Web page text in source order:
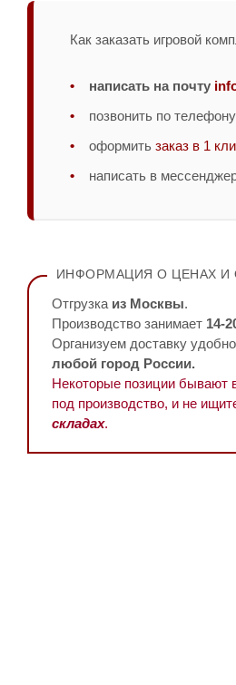
Как заказать игровой
написать на почту
позвонить по телефону
оформить заказ в 1
написать в
ИНФОРМАЦИЯ О ЦЕНАХ И
Отгрузка из Москвы.
Производство занимает 14-
Организуем доставку
любой город России.
Некоторые позиции бывают
под производство, и не
складах.